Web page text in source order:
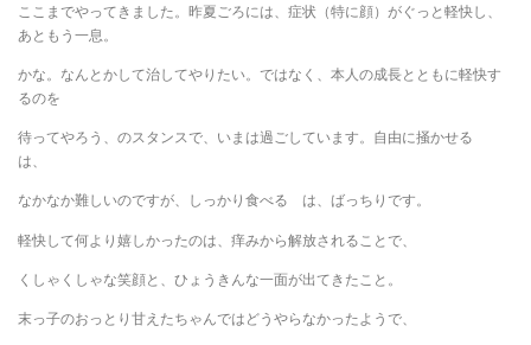
ここまでやってきました。昨夏ごろには、症状（特に顔）がぐっと軽快し、
あともう一息。
かな。なんとかして治してやりたい。ではなく、本人の成長とともに軽快す
るのを
待ってやろう、のスタンスで、いまは過ごしています。自由に掻かせる
は、
なかなか難しいのですが、しっかり食べる は、ばっちりです。
軽快して何より嬉しかったのは、痒みから解放されることで、
くしゃくしゃな笑顔と、ひょうきんな一面が出てきたこと。
末っ子のおっとり甘えたちゃんではどうやらなかったようで、